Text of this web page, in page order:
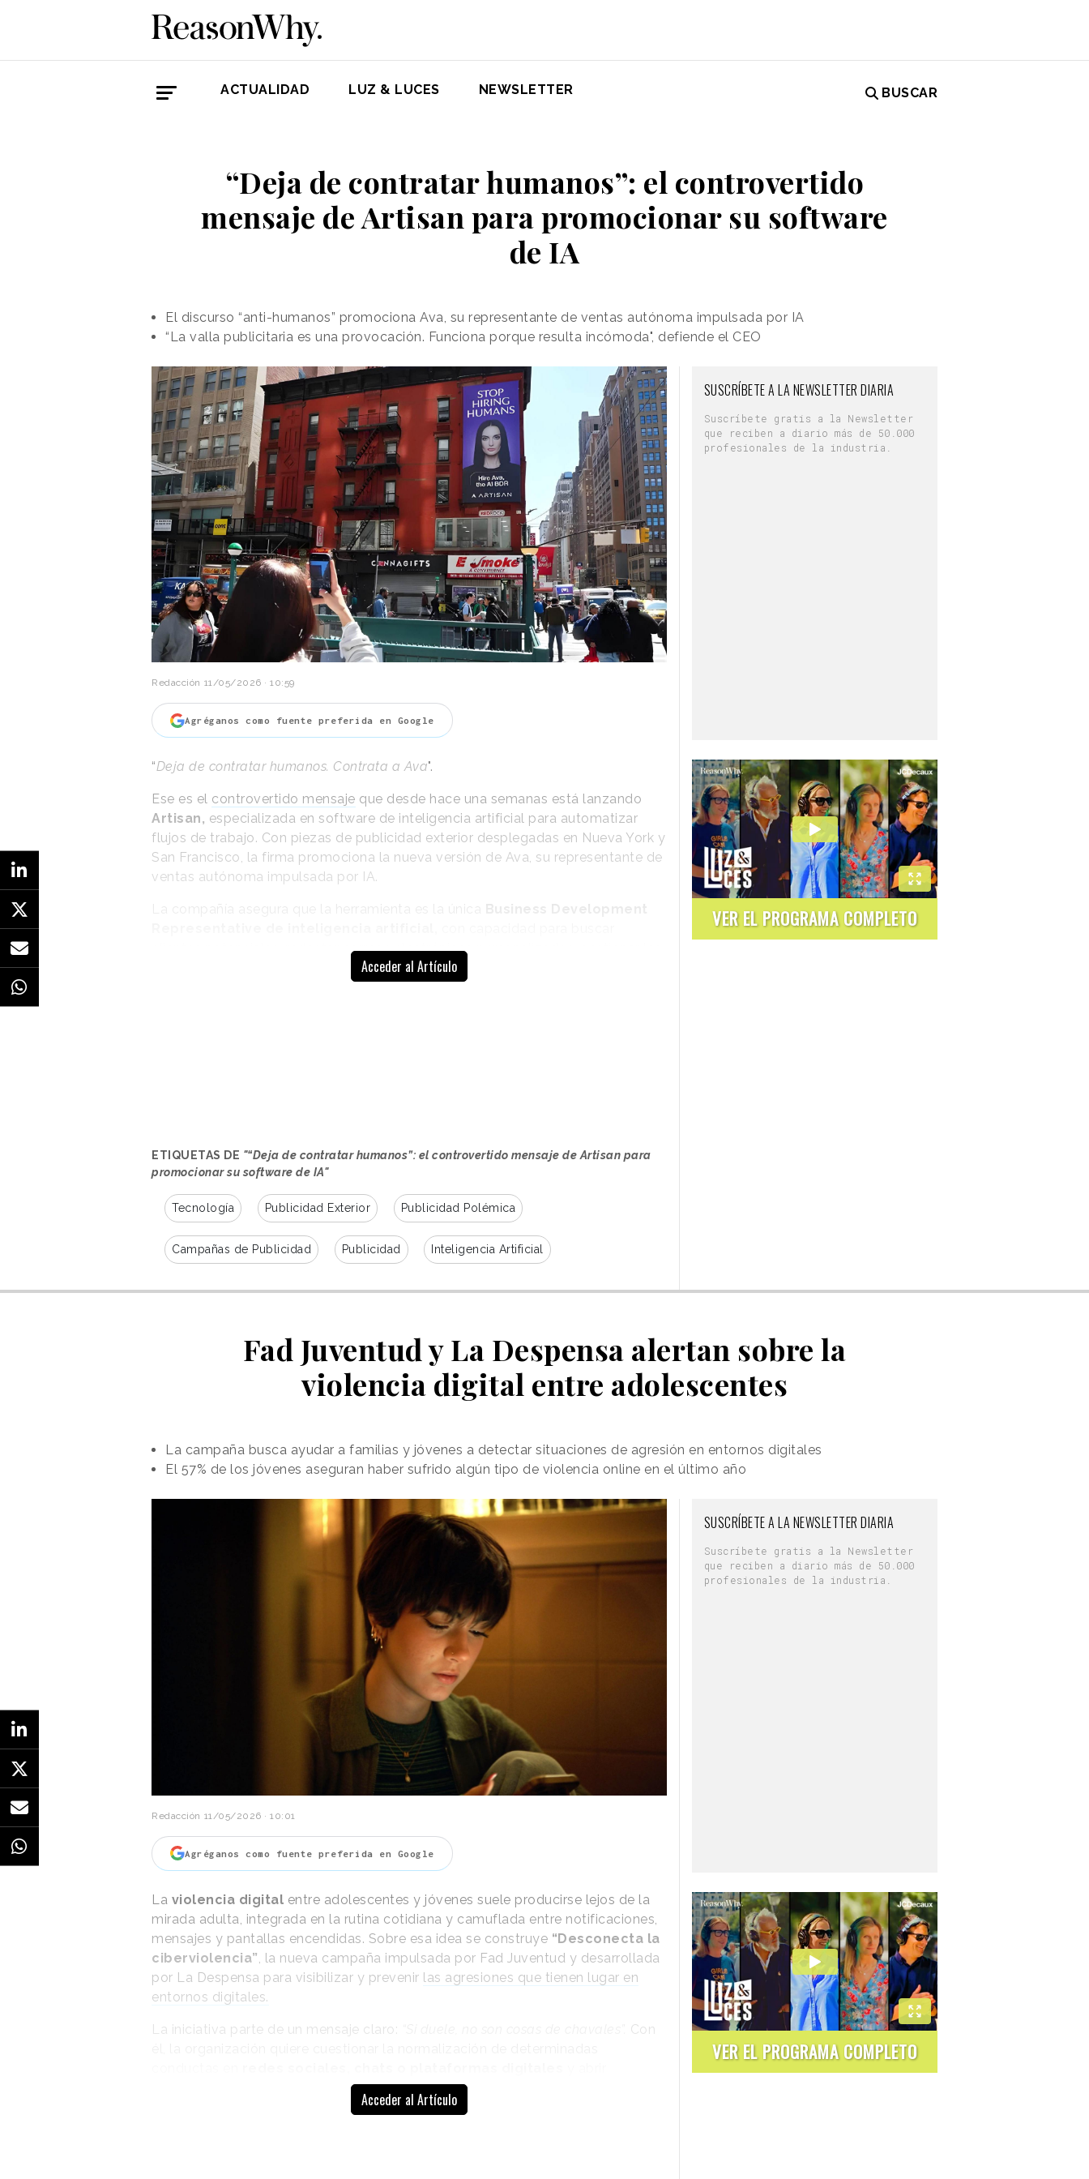
ACTUALIDAD LUZ & LUCES NEWSLETTER BUSCAR
“Deja de contratar humanos”: el controvertido
mensaje de Artisan para promocionar su software
de IA
El discurso “anti-humanos” promociona Ava, su representante de ventas autónoma impulsada por IA
“La valla publicitaria es una provocación. Funciona porque resulta incómoda", defiende el CEO
Redacción 11/05/2026 · 10:59
Agréganos como fuente preferida en Google
“Deja de contratar humanos. Contrata a Ava".
Ese es el controvertido mensaje que desde hace una semanas está lanzando
Artisan, especializada en software de inteligencia artificial para automatizar
flujos de trabajo. Con piezas de publicidad exterior desplegadas en Nueva York y
San Francisco, la firma promociona la nueva versión de Ava, su representante de
ventas autónoma impulsada por IA.
clientes potenciales, redactar correos electrónicos personalizados, gestionar las
respuestas y programar reuniones. La solución, tal y como señala Artisan en su
puesto de trabajo, mientras que la agente asegura haber concertado 12
reuniones y haber identificado casi 1.300 posibles clientes.
En vallas publicitarias, mupis y marquesinas, la campaña ha desplegado el
en las calles de los dos grandes enclaves
empresariales de Estados Unidos. Los mensajes han despertado la
animadversión de los usuarios, muchos de los cuales invitan incluso a vandalizar
Acceder al Artículo
ETIQUETAS DE "“Deja de contratar humanos”: el controvertido mensaje de Artisan para
promocionar su software de IA"
Tecnología Publicidad Exterior Publicidad Polémica
Campañas de Publicidad Publicidad Inteligencia Artificial
SUSCRÍBETE A LA NEWSLETTER DIARIA
Suscríbete gratis a la Newsletter
que reciben a diario más de 50.000
profesionales de la industria.
VER EL PROGRAMA COMPLETO
Fad Juventud y La Despensa alertan sobre la
violencia digital entre adolescentes
La campaña busca ayudar a familias y jóvenes a detectar situaciones de agresión en entornos digitales
El 57% de los jóvenes aseguran haber sufrido algún tipo de violencia online en el último año
Redacción 11/05/2026 · 10:01
Agréganos como fuente preferida en Google
La violencia digital entre adolescentes y jóvenes suele producirse lejos de la
mirada adulta, integrada en la rutina cotidiana y camuflada entre notificaciones,
mensajes y pantallas encendidas. Sobre esa idea se construye “Desconecta la
ciberviolencia”, la nueva campaña impulsada por Fad Juventud y desarrollada
por La Despensa para visibilizar y prevenir las agresiones que tienen lugar en
entornos digitales.
La iniciativa parte de un mensaje claro:
Con
conversación sobre una realidad cada vez más presente entre adolescentes y
Acceder al Artículo
SUSCRÍBETE A LA NEWSLETTER DIARIA
Suscríbete gratis a la Newsletter
que reciben a diario más de 50.000
profesionales de la industria.
VER EL PROGRAMA COMPLETO